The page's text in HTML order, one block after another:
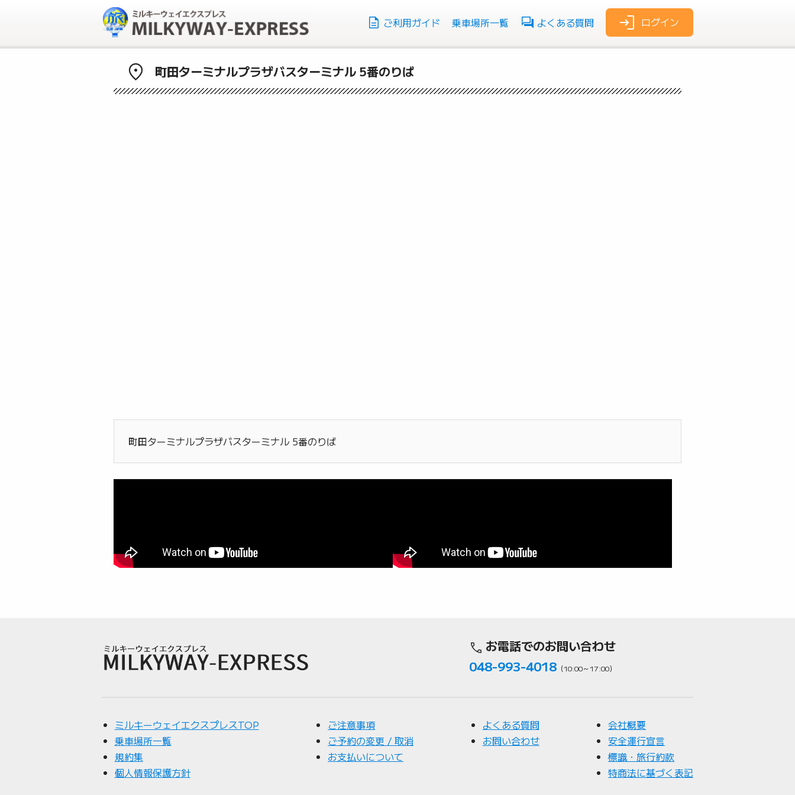
ご利用ガイド 乗車場所一覧 よくある質問 ログイン
町田ターミナルプラザバスターミナル 5番のりば
町田ターミナルプラザバスターミナル 5番のりば
お電話でのお問い合わせ
048-993-4018 （10:00～17:00）
ミルキーウェイエクスプレスTOP
乗車場所一覧
規約集
個人情報保護方針
ご注意事項
ご予約の変更 / 取消
お支払いについて
よくある質問
お問い合わせ
会社概要
安全運行宣言
標識・旅行約款
特商法に基づく表記